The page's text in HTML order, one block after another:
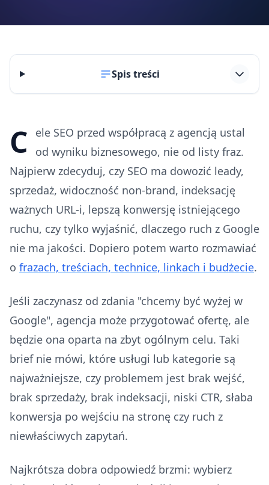
Spis treści
C
ele SEO przed współpracą z agencją ustal
od wyniku biznesowego, nie od listy fraz.
Najpierw zdecyduj, czy SEO ma dowozić leady,
sprzedaż, widoczność non-brand, indeksację
ważnych URL-i, lepszą konwersję istniejącego
ruchu, czy tylko wyjaśnić, dlaczego ruch z Google
nie ma jakości. Dopiero potem warto rozmawiać
o frazach, treściach, technice, linkach i budżecie.
Jeśli zaczynasz od zdania "chcemy być wyżej w
Google", agencja może przygotować ofertę, ale
będzie ona oparta na zbyt ogólnym celu. Taki
brief nie mówi, które usługi lub kategorie są
najważniejsze, czy problemem jest brak wejść,
brak sprzedaży, brak indeksacji, niski CTR, słaba
konwersja po wejściu na stronę czy ruch z
niewłaściwych zapytań.
Najkrótsza dobra odpowiedź brzmi: wybierz